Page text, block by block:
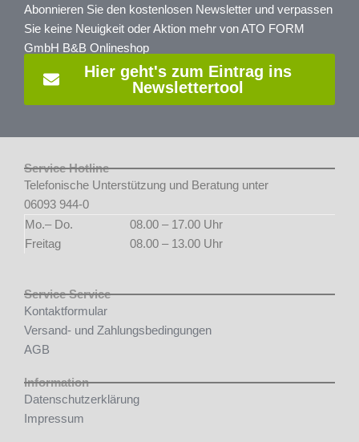
Abonnieren Sie den kostenlosen Newsletter und verpassen
Sie keine Neuigkeit oder Aktion mehr von ATO FORM
GmbH B&B Onlineshop
Hier geht's zum Eintrag ins
Newslettertool
Service Hotline
Telefonische Unterstützung und Beratung unter
06093 944-0
Mo.– Do.
08.00 – 17.00 Uhr
Freitag
08.00 – 13.00 Uhr
Service Service
Kontaktformular
Versand- und Zahlungsbedingungen
AGB
Information
Datenschutzerklärung
Impressum